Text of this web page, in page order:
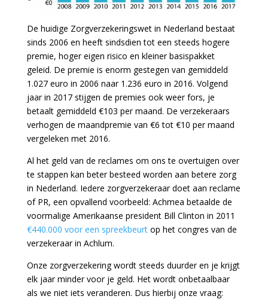
De huidige Zorgverzekeringswet in Nederland bestaat
sinds 2006 en heeft sindsdien tot een steeds hogere
premie, hoger eigen risico en kleiner basispakket
geleid. De premie is enorm gestegen van gemiddeld
1.027 euro in 2006 naar 1.236 euro in 2016. Volgend
jaar in 2017 stijgen de premies ook weer fors, je
betaalt gemiddeld €103 per maand. De verzekeraars
verhogen de maandpremie van €6 tot €10 per maand
vergeleken met 2016.
Al het geld van de reclames om ons te overtuigen over
te stappen kan beter besteed worden aan betere zorg
in Nederland. Iedere zorgverzekeraar doet aan reclame
of PR, een opvallend voorbeeld: Achmea betaalde de
voormalige Amerikaanse president Bill Clinton in 2011
€440.000 voor een spreekbeurtop het congres van de
verzekeraar in Achlum.
Onze zorgverzekering wordt steeds duurder en je krijgt
elk jaar minder voor je geld. Het wordt onbetaalbaar
als we niet iets veranderen. Dus hierbij onze vraag: